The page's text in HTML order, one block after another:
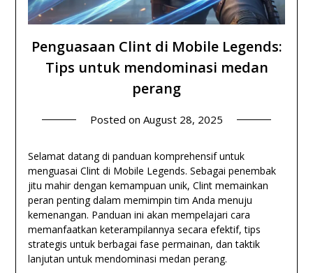
Penguasaan Clint di Mobile Legends:
Tips untuk mendominasi medan
perang
Posted on August 28, 2025
Selamat datang di panduan komprehensif untuk
menguasai Clint di Mobile Legends. Sebagai penembak
jitu mahir dengan kemampuan unik, Clint memainkan
peran penting dalam memimpin tim Anda menuju
kemenangan. Panduan ini akan mempelajari cara
memanfaatkan keterampilannya secara efektif, tips
strategis untuk berbagai fase permainan, dan taktik
lanjutan untuk mendominasi medan perang.